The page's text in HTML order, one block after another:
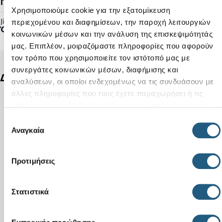
Χρησιμοποιούμε cookie για την εξατομίκευση
περιεχομένου και διαφημίσεων, την παροχή λειτουργιών
κοινωνικών μέσων και την ανάλυση της επισκεψιμότητάς
μας. Επιπλέον, μοιραζόμαστε πληροφορίες που αφορούν
τον τρόπο που χρησιμοποιείτε τον ιστότοπό μας με
συνεργάτες κοινωνικών μέσων, διαφήμισης και
αναλύσεων, οι οποίοι ενδεχομένως να τις συνδυάσουν με
άλλες πληροφορίες που τους έχετε παραχωρήσει ή τις
συγκατάθεσης
Αναγκαία
Προτιμήσεις
Στατιστικά
Jibbitz™ Ready:
Όχι
Δείτε ακόμη